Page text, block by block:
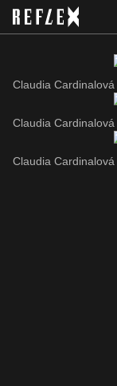
Claudia Cardinalová
Claudia Cardinalová
Claudia Cardinalová